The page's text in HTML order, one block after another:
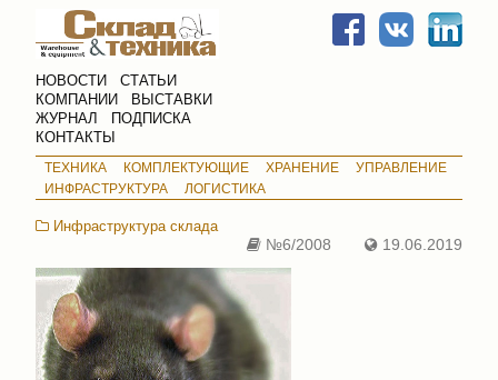
НОВОСТИ
СТАТЬИ
КОМПАНИИ
ВЫСТАВКИ
ЖУРНАЛ
ПОДПИСКА
КОНТАКТЫ
ТЕХНИКА КОМПЛЕКТУЮЩИЕ ХРАНЕНИЕ
УПРАВЛЕНИЕ
ИНФРАСТРУКТУРА
ЛОГИСТИКА
Инфраструктура склада
№6/2008
19.06.2019